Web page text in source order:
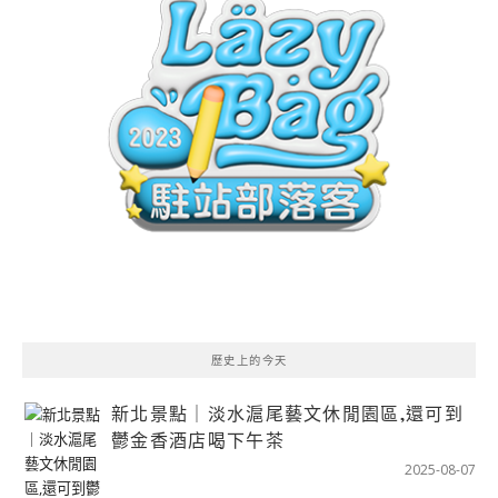
歷史上的今天
新北景點｜淡水滬尾藝文休閒園區,還可到
鬱金香酒店喝下午茶
2025-08-07